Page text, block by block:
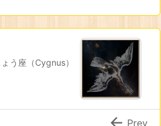
う座（Cygnus）
 Prev